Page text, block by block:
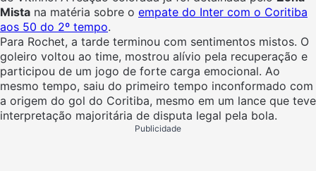
Mista na matéria sobre o empate do Inter com o Coritiba
aos 50 do 2º tempo.
Para Rochet, a tarde terminou com sentimentos mistos. O
goleiro voltou ao time, mostrou alívio pela recuperação e
participou de um jogo de forte carga emocional. Ao
mesmo tempo, saiu do primeiro tempo inconformado com
a origem do gol do Coritiba, mesmo em um lance que teve
interpretação majoritária de disputa legal pela bola.
Publicidade